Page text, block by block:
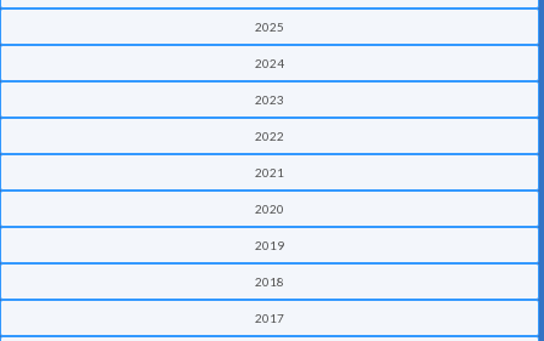
2025
2024
2023
2022
2021
2020
2019
2018
2017